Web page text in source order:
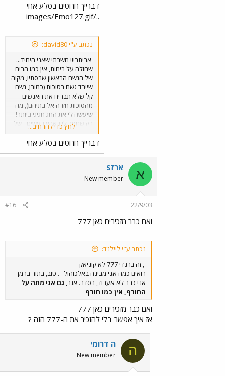
דברייך חרוטים בסלע אחי
../images/Emo127.gif
נכתב ע"י david80:
אביתר!!! חשבתי שאני היחיד...
שחולה על ריחות, אין כמו הריח
של הגשם הראשון שבסתיו, מקוה
שיירד גשם בסוכות (כמובן, גשם
קל שלא תבריח את האנשים
מהסוכות חזרה אל בתיהם), מה
שיעשה לי את החג חגיגי ביותר!
רק שחסר לי בארץ רעשים - של
רכבות חשמליות...
לחץ כדי להרחיב...
דברייך חרוטים בסלע אחי
א ארזS
New member
22/9/03
#16
ואם כבר מזכירים כאן 777
נכתב ע"י ליילנד:
, זה ברנדי 777 לא קוניאק
רואים כמה אני מבינה באלכוהול . טוב, בתור ברמן
אני כבר לא אעבוד, בסדר. אגב, גם אני מתה על
החורף, אין כמו חורף
ואם כבר מזכירים כאן 777
אז איך אפשר בלי להזכיר את ה-777 הזה ?
ה ה דרומי
New member